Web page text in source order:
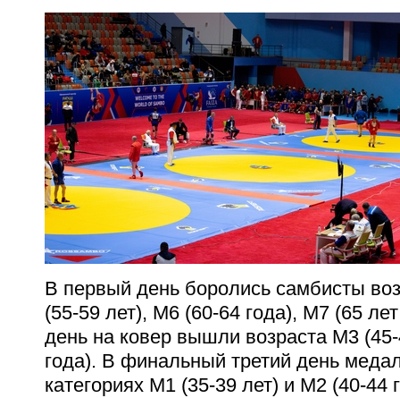
В первый день боролись самбисты
(55-59 лет), М6 (60-64 года), М7 (65
день на ковер вышли возраста М3
года). В финальный третий день
категориях М1 (35-39 лет) и М2 (40-44